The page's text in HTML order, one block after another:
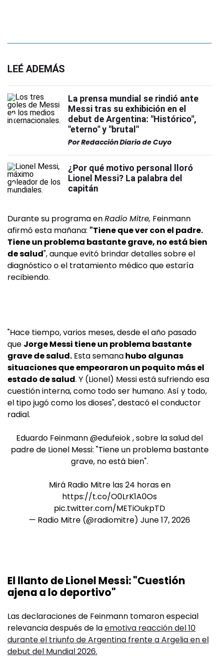
LEÉ ADEMÁS
La prensa mundial se rindió ante
Messi tras su exhibición en el
debut de Argentina: "Histórico",
"eterno" y "brutal"
PorRedacción Diario de Cuyo
¿Por qué motivo personal lloró
Lionel Messi? La palabra del
capitán
Durante su programa enRadio Mitre, Feinmann
afirmó esta mañana: "Tiene que ver con el padre.
Tiene un problema bastante grave, no está bien
de salud", aunque evitó brindar detalles sobre el
diagnóstico o el tratamiento médico que estaría
recibiendo.
"Hace tiempo, varios meses, desde el año pasado
que Jorge Messi tiene un problema bastante
grave de salud. Esta semanahubo algunas
situaciones que empeoraron un poquito más el
estado de salud. Y (Lionel) Messi está sufriendo esa
cuestión interna, como todo ser humano. Así y todo,
el tipo jugó como los dioses", destacó el conductor
radial.
Eduardo Feinmann@edufeiok, sobre la salud del
padre de Lionel Messi: "Tiene un problema bastante
grave, no está bien".
Mirá Radio Mitre las 24 horas en
https://t.co/O0LrK1A0Os
pic.twitter.com/METiOukpTD
— Radio Mitre (@radiomitre) June 17, 2026
El llanto de Lionel Messi: "Cuestión
ajena a lo deportivo"
Las declaraciones de Feinmann tomaron especial
relevancia después de laemotiva reacción del 10
durante el triunfo de Argentina frente a Argelia en el
debut del Mundial 2026.